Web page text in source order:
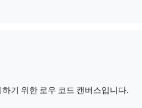
기 위한 로우 코드 캔버스입니다.